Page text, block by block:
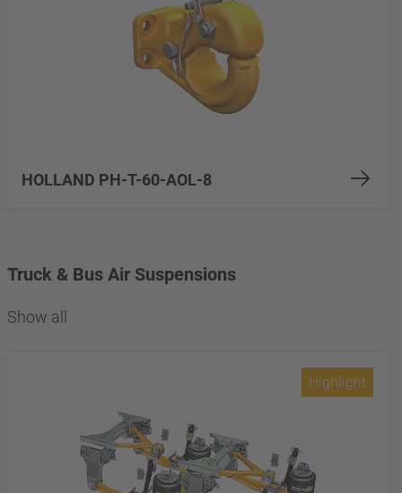
HOLLAND PH-T-60-AOL-8
Truck & Bus Air Suspensions
Show all
Highlight